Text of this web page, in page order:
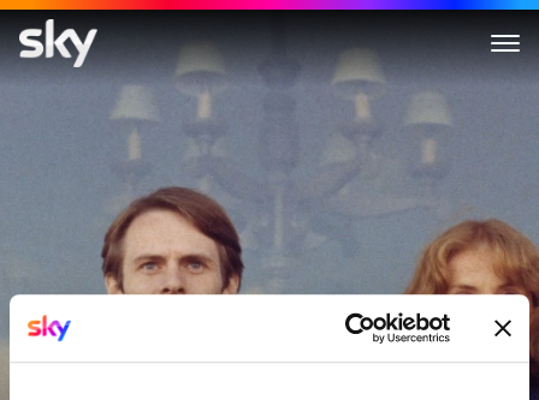
La dentellière